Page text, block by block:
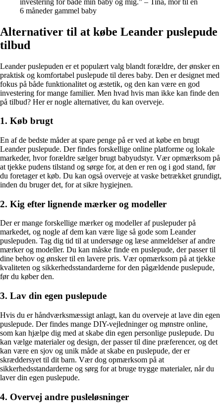
6 måneder gammel baby
Alternativer til at købe Leander puslepude
tilbud
Leander puslepuden er et populært valg blandt forældre, der ønsker en
praktisk og komfortabel puslepude til deres baby. Den er designet med
fokus på både funktionalitet og æstetik, og den kan være en god
investering for mange familier. Men hvad hvis man ikke kan finde den
på tilbud? Her er nogle alternativer, du kan overveje.
1. Køb brugt
En af de bedste måder at spare penge på er ved at købe en brugt
Leander puslepude. Der findes forskellige online platforme og lokale
markeder, hvor forældre sælger brugt babyudstyr. Vær opmærksom på
at tjekke pudens tilstand og sørge for, at den er ren og i god stand, før
du foretager et køb. Du kan også overveje at vaske betrækket grundigt,
inden du bruger det, for at sikre hygiejnen.
2. Kig efter lignende mærker og modeller
Der er mange forskellige mærker og modeller af puslepuder på
markedet, og nogle af dem kan være lige så gode som Leander
puslepuden. Tag dig tid til at undersøge og læse anmeldelser af andre
mærker og modeller. Du kan måske finde en puslepude, der passer til
dine behov og ønsker til en lavere pris. Vær opmærksom på at tjekke
kvaliteten og sikkerhedsstandarderne for den pågældende puslepude,
før du køber den.
3. Lav din egen puslepude
Hvis du er håndværksmæssigt anlagt, kan du overveje at lave din egen
puslepude. Der findes mange DIY-vejledninger og mønstre online,
som kan hjælpe dig med at skabe din egen personlige puslepude. Du
kan vælge materialer og design, der passer til dine præferencer, og det
kan være en sjov og unik måde at skabe en puslepude, der er
skræddersyet til dit barn. Vær dog opmærksom på at
sikkerhedsstandarderne og sørg for at bruge trygge materialer, når du
laver din egen puslepude.
4. Overvej andre pusleløsninger